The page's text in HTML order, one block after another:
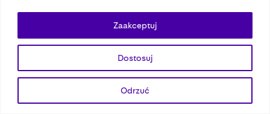
Dostosuj
Odrzuć
Zaakceptuj